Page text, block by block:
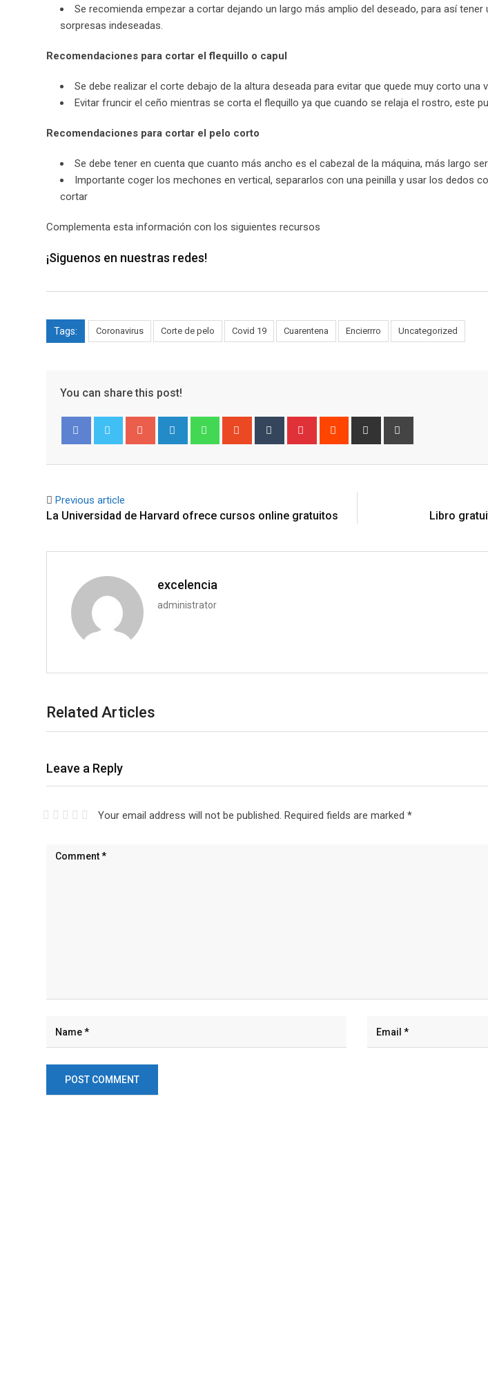
Se recomienda empezar a cortar dejando un largo más amplio del deseado, para así
sorpresas indeseadas.
Recomendaciones para cortar el flequillo o capul
Se debe realizar el corte debajo de la altura deseada para evitar que quede muy corto una
Evitar fruncir el ceño mientras se corta el flequillo ya que cuando se relaja el rostro, este
Recomendaciones para cortar el pelo corto
Se debe tener en cuenta que cuanto más ancho es el cabezal de la máquina, más largo
Importante coger los mechones en vertical, separarlos con una peinilla y usar los dedos
cortar
Complementa esta información con los siguientes recursos
¡Siguenos en nuestras redes!
Tags: Coronavirus Corte de pelo Covid 19 Cuarentena Encierrro Uncategorized
You can share this post!
Google+ LinkedIn WhatsappStumbleUpon
Tumblr Pinterest Reddit
Share
Previous article
La Universidad de Harvard ofrece cursos online gratuitos Libro
excelencia
administrator
Related Articles
Leave a Reply
Your email address will not be published. Required fields are marked *